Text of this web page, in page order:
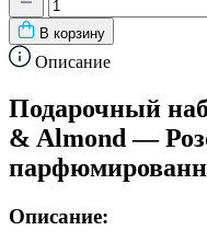
В корзину
Описание
Подарочный
& Almond —
Описание: